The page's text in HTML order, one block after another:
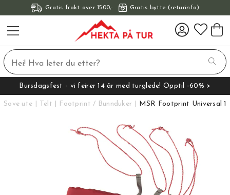
Gratis frakt over 1500,- Gratis bytte (returinfo)
Bursdagsfest - vi feirer 14 år med turglede! Opptil -60% >
Sove ute Telt Footprint / Bunnduker MSR Footprint Universal 1